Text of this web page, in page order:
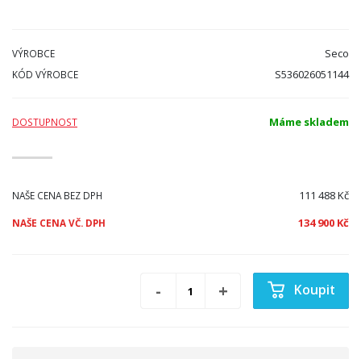
VÝROBCE Seco
KÓD VÝROBCE S536026051144
DOSTUPNOST Máme skladem
NAŠE CENA BEZ DPH 111 488 Kč
NAŠE CENA VČ. DPH 134 900 Kč
Koupit